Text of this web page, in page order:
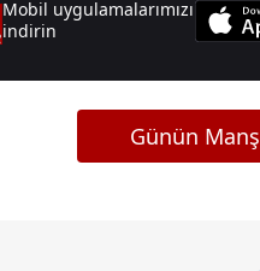
Mobil uygulamalarımızı
indirin
Günün